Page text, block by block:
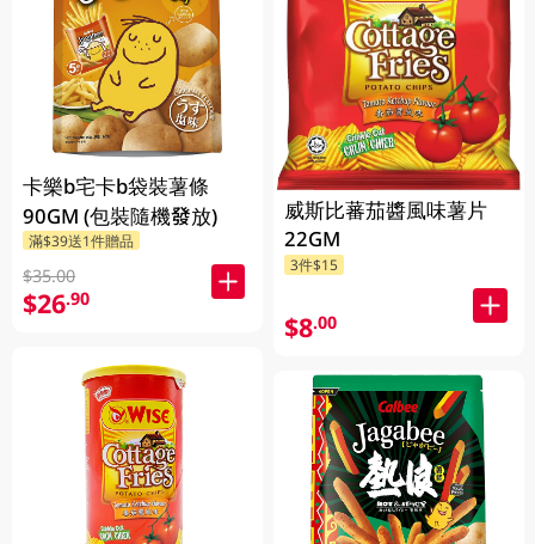
卡樂b宅卡b袋裝薯條
90GM (包裝隨機發放)
滿$39送1件贈品
$35.00
$26.90
威斯比蕃茄醬風味薯片
22GM
3件$15
$8.00